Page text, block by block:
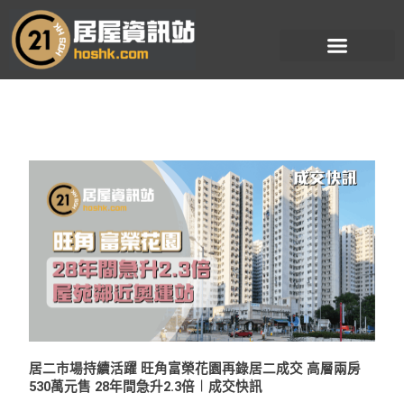
至
居二市場持續活躍 旺角富榮花園再錄居二成交 高層兩房
530萬元售 28年間急升2.3倍︱成交快訊